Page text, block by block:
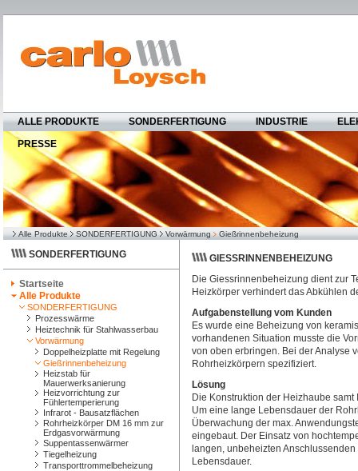
ALLE PRODUKTE SONDERFERTIGUNG INDUSTRIE
PRESSE
Alle Produkte SONDERFERTIGUNG Vorwärmung Gießrinnenbeheizung
SONDERFERTIGUNG
Startseite
Alle Produkte
SONDERFERTIGUNG
Prozesswärme
Heiztechnik für Stahlwasserbau
Vorwärmung
Doppelheizplatte mit Regelung
Gießrinnenbeheizung
Heizstab für
Mauerwerksanierung
Heizvorrichtung zur
Fühlertemperierung
Infrarot - Bausatzflächen
Rohrheizkörper DM 16 mm zur
Erdgasvorwärmung
Suppentassenwärmer
Tiegelheizung
Transporttrommelbeheizung
GIESSRINNENBEHEIZUNG
Die Giessrinnenbeheizung dient zur
Heizkörper verhindert das Abkühlen
Aufgabenstellung vom Kunden
Es wurde eine Beheizung von
vorhandenen Situation musste die
von oben erbringen. Bei der Analyse
Rohrheizkörpern spezifiziert.
Lösung
Die Konstruktion der Heizhaube
Um eine lange Lebensdauer der
Überwachung der max.
eingebaut. Der Einsatz von
langen, unbeheizten
Lebensdauer.